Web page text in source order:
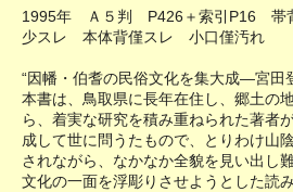
1995年 Ａ５判 P426＋索引P16 帯
少スレ 本体背僅スレ 小口僅汚れ
“因幡・伯耆の民俗文化を集大成―宮田
本書は、鳥取県に長年在住し、郷土の
ら、着実な研究を積み重ねられた著者
成して世に問うたもので、とりわけ山
されながら、なかなか全貌を見い出し
文化の一面を浮彫りさせようとした読